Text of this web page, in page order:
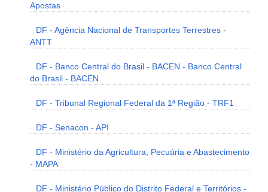
Apostas
DF - Agência Nacional de Transportes Terrestres -
ANTT
DF - Banco Central do Brasil - BACEN - Banco Central
do Brasil - BACEN
DF - Tribunal Regional Federal da 1ª Região - TRF1
DF - Senacon - API
DF - Ministério da Agricultura, Pecuária e Abastecimento
- MAPA
DF - Ministério Público do Distrito Federal e Territórios -